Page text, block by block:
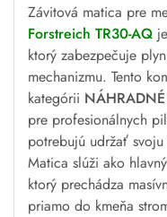
Závitová matica pre
Forstreich TR30-AQ
ktorý zabezpečuje
mechanizmu. Tento
kategórii NÁHRADNÉ
pre profesionálnych
potrebujú udržať
Matica slúži ako
ktorý prechádza
priamo do kmeňa